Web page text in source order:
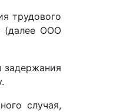
трудового
(далее ООО
задержания
случая,